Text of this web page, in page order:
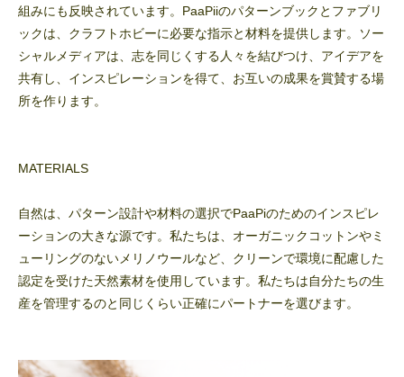
組みにも反映されています。PaaPiiのパターンブックとファブリ
ックは、クラフトホビーに必要な指示と材料を提供します。ソー
シャルメディアは、志を同じくする人々を結びつけ、アイデアを
共有し、インスピレーションを得て、お互いの成果を賞賛する場
所を作ります。
MATERIALS
自然は、パターン設計や材料の選択でPaaPiのためのインスピレ
ーションの大きな源です。私たちは、オーガニックコットンやミ
ューリングのないメリノウールなど、クリーンで環境に配慮した
認定を受けた天然素材を使用しています。私たちは自分たちの生
産を管理するのと同じくらい正確にパートナーを選びます。